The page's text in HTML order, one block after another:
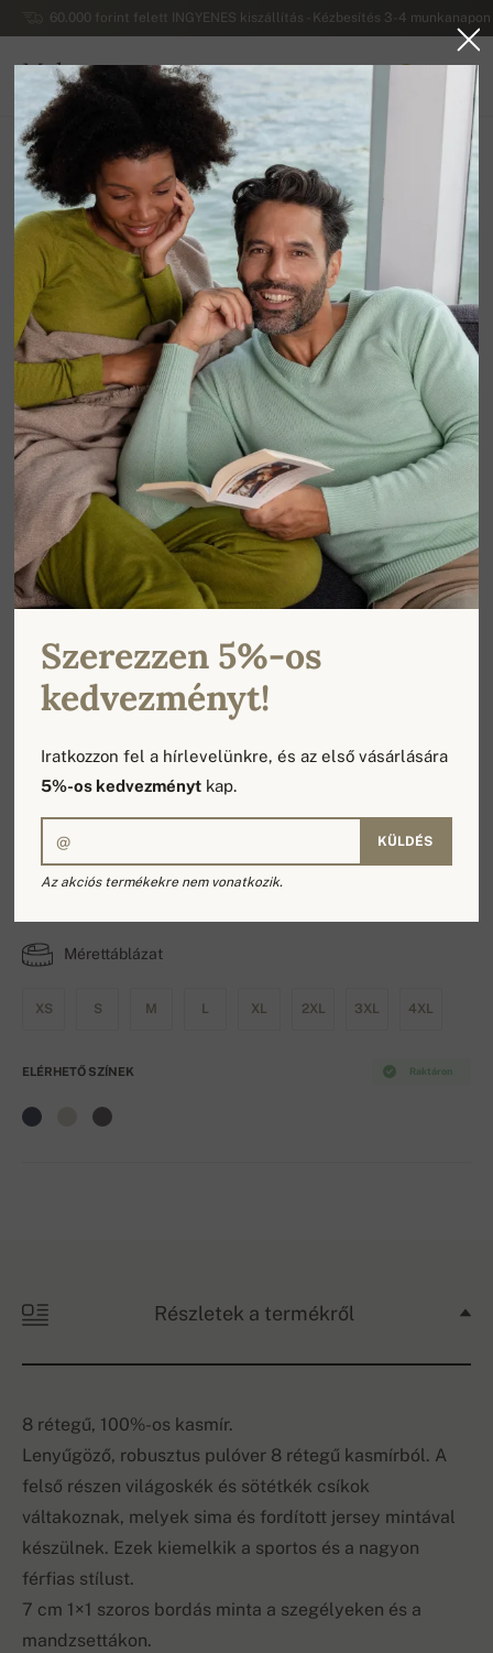
60.000 forint felett INGYENES kiszállítás - Kézbesítés 3-4
Mahogany
MAGYARORSZÁG
Vissza a főoldalra Férfi pulóverek
Men's sweater (Paulin)
Mérettáblázat
XS S M L XL 2XL 3XL 4XL
Raktáron
ELÉRHETŐ SZÍNEK
Részletek a termékről
8 rétegű, 100%-os kasmír.
Lenyűgöző, robusztus pulóver 8 rétegű kasmírból. A
felső részen világoskék és sötétkék csíkok
váltakoznak, melyek sima és fordított jersey mintával
készülnek. Ezek kiemelkik a sportos és a nagyon
férfias stílust.
7 cm 1×1 szoros bordás minta a szegélyeken és a
mandzsettákon.
Szerezzen 5%-os
kedvezményt!
Iratkozzon fel a hírlevelünkre, és az első vásárlására
5%-os kedvezményt kap.
KÜLDÉS
Az akciós termékekre nem vonatkozik.